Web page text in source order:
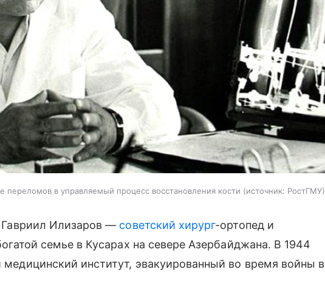
переломов в управляемый процесс восстановления кости источник: РостГМУ
Гавриил Илизаров — советский хирург-ортопед и
семье в Кусарах на севере Азербайджана. В 1944
институт, эвакуированный во время войны в